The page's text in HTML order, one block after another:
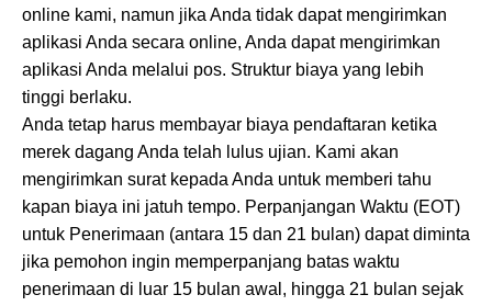
online kami, namun jika Anda tidak dapat mengirimkan
aplikasi Anda secara online, Anda dapat mengirimkan
aplikasi Anda melalui pos. Struktur biaya yang lebih
tinggi berlaku.
Anda tetap harus membayar biaya pendaftaran ketika
merek dagang Anda telah lulus ujian. Kami akan
mengirimkan surat kepada Anda untuk memberi tahu
kapan biaya ini jatuh tempo. Perpanjangan Waktu (EOT)
untuk Penerimaan (antara 15 dan 21 bulan) dapat diminta
jika pemohon ingin memperpanjang batas waktu
penerimaan di luar 15 bulan awal, hingga 21 bulan sejak